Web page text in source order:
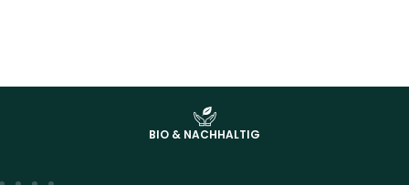
BIO & NACHHALTIG